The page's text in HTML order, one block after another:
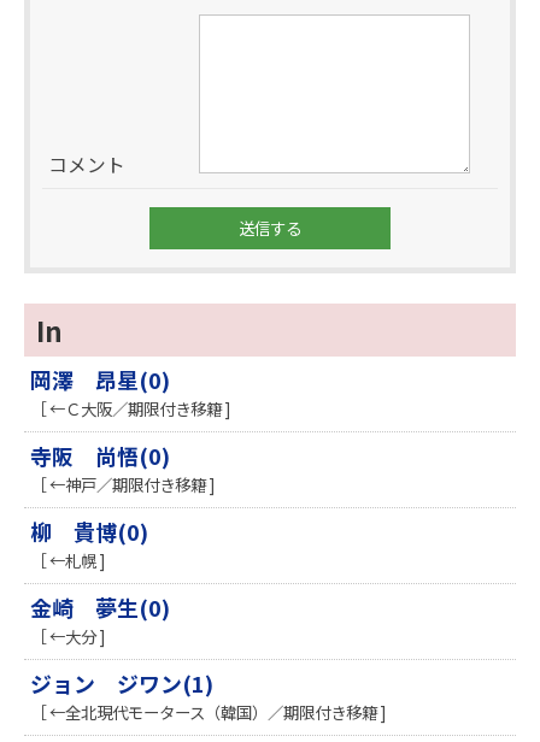
コメント
In
岡澤 昂星(0)
［ ←Ｃ大阪／期限付き移籍 ]
寺阪 尚悟(0)
［ ←神戸／期限付き移籍 ]
柳 貴博(0)
［ ←札幌 ]
金崎 夢生(0)
［ ←大分 ]
ジョン ジワン(1)
［ ←全北現代モータース（韓国）／期限付き移籍 ]